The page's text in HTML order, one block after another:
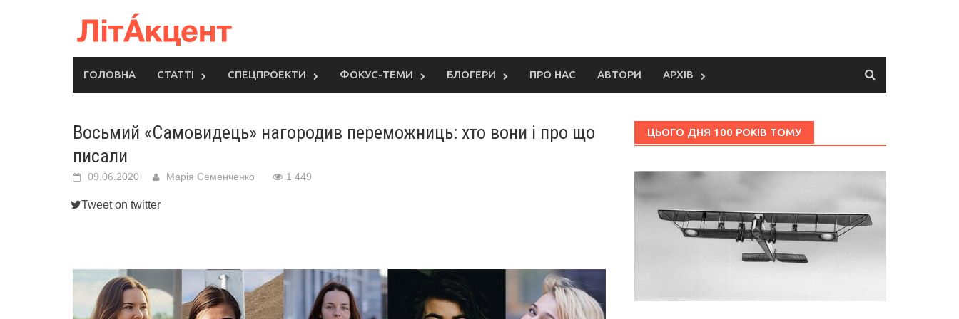
ГОЛОВНА СТАТТІ СПЕЦПРОЕКТИ ФОКУС-ТЕМИ БЛОГЕРИ ПРО НАС АВТОРИ АРХІВ
Восьмий «Самовидець» нагородив переможниць: хто вони і про що
писали
09.06.2020 Марія Семенченко 1 449
Tweet on twitter
ЦЬОГО ДНЯ 100 РОКІВ ТОМУ